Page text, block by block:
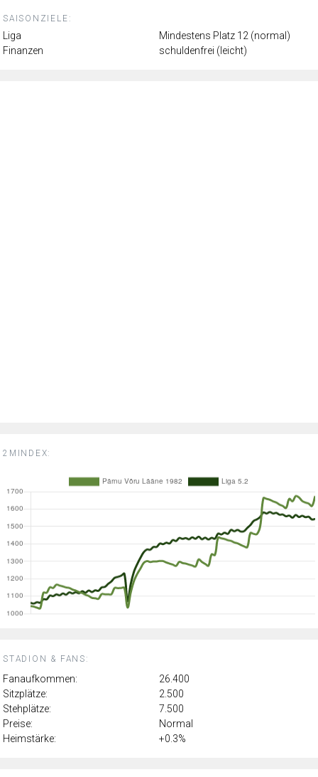
SAISONZIELE:
Liga
Mindestens Platz 12 (normal)
Finanzen
schuldenfrei (leicht)
2MINDEX:
STADION & FANS:
Fanaufkommen:
26.400
Sitzplätze:
2.500
Stehplätze:
7.500
Preise:
Normal
Heimstärke:
+0.3%